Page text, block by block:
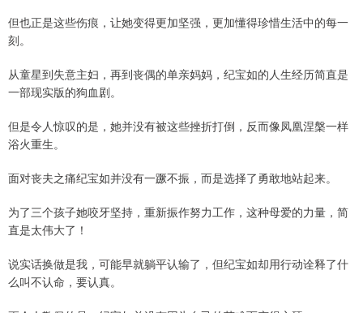
但也正是这些伤痕，让她变得更加坚强，更加懂得珍惜生活中的每一
刻。
从童星到失意主妇，再到丧偶的单亲妈妈，纪宝如的人生经历简直是
一部现实版的狗血剧。
但是令人惊叹的是，她并没有被这些挫折打倒，反而像凤凰涅槃一样
浴火重生。
面对丧夫之痛纪宝如并没有一蹶不振，而是选择了勇敢地站起来。
为了三个孩子她咬牙坚持，重新振作努力工作，这种母爱的力量，简
直是太伟大了！
说实话换做是我，可能早就躺平认输了，但纪宝如却用行动诠释了什
么叫不认命，要认真。